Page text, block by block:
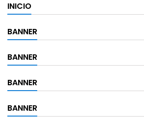
INICIO
BANNER
BANNER
BANNER
BANNER